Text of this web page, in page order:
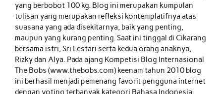
yang berbobot 100 kg. Blog ini merupakan kumpulan
tulisan yang merupakan refleksi kontemplatifnya atas
suasana yang ada disekitarnya, baik yang penting,
maupun yang kurang penting. Saat ini tinggal di Cikarang
bersama istri, Sri Lestari serta kedua orang anaknya,
Rizky dan Alya. Pada ajang Kompetisi Blog Internasional
The Bobs (www.thebobs.com) keenam tahun 2010 blog
ini berhasil menjadi pemenang favorit pengguna internet
dengan voting terbanyak kategori Bahasa Indonesia.